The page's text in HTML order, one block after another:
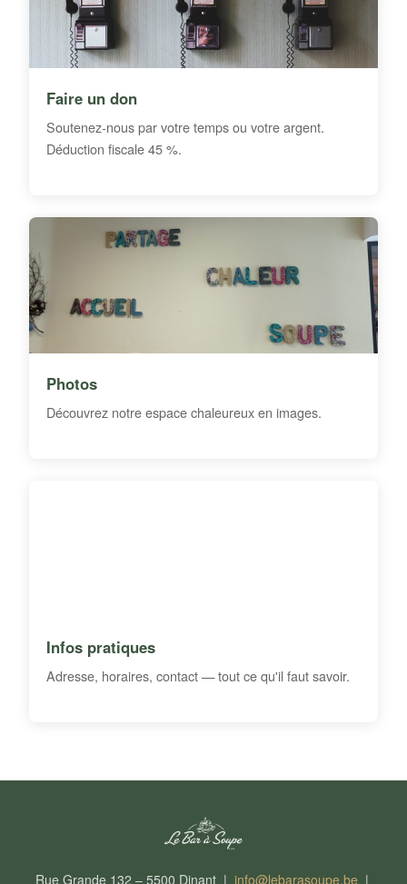
Faire un don
Soutenez-nous par votre temps ou votre argent.
Déduction fiscale 45 %.
Photos
Découvrez notre espace chaleureux en images.
Infos pratiques
Adresse, horaires, contact — tout ce qu'il faut savoir.
Rue Grande 132 – 5500 Dinant | info@lebarasoupe.be|